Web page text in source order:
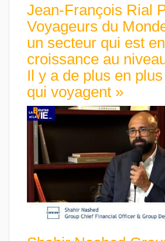
Jean-François Rial
Voyageurs du
un secteur qui est en
croissance au
Il y a de plus en
qui voyagent »